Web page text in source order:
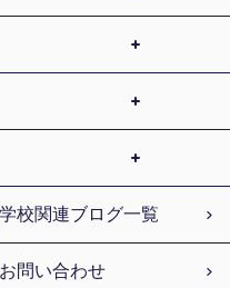
学校関連ブログ一覧
お問い合わせ